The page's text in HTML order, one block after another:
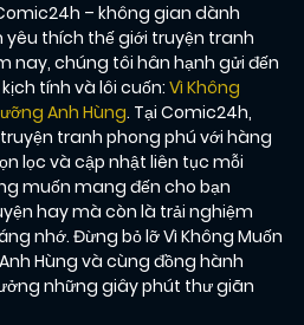
– không gian dành
thích thế giới truyện tranh
nay, chúng tôi hân hạnh gửi đến
tính và lôi cuốn: Vì Không
Anh Hùng. Tại Comic24h,
tranh phong phú với hàng
lọc và cập nhật liên tục mỗi
muốn mang đến cho bạn
hay mà còn là trải nghiệm
nhớ. Đừng bỏ lỡ Vì Không Muốn
Hùng và cùng đồng hành
những giây phút thư giãn